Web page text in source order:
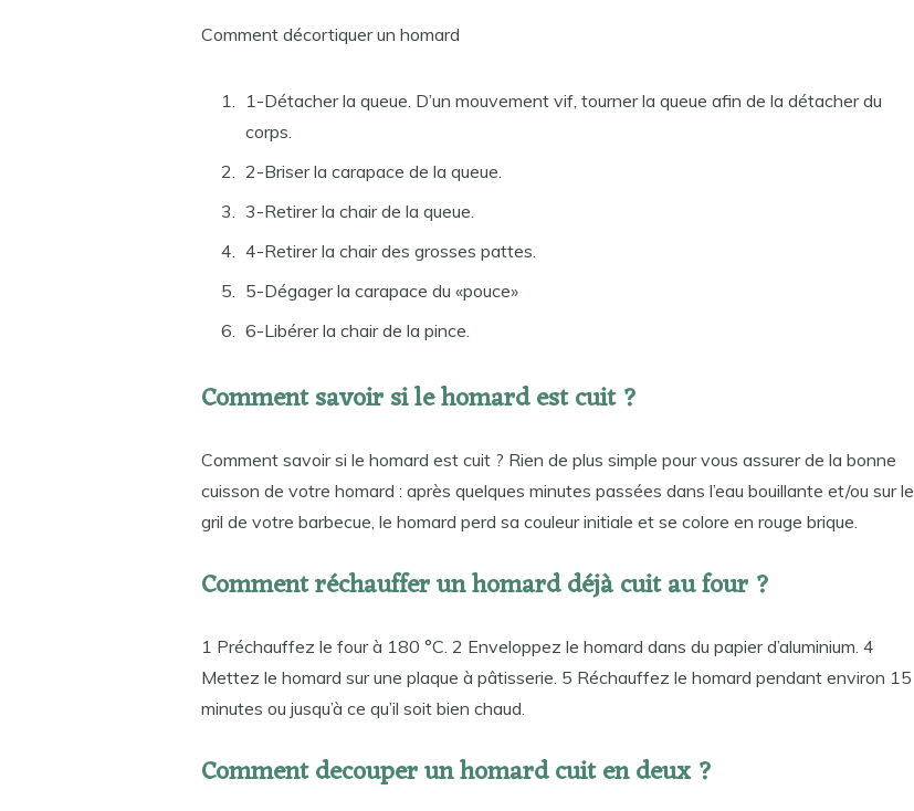
Comment décortiquer un homard
1-Détacher la queue. D’un mouvement vif, tourner la queue afin de la détacher du
corps.
2-Briser la carapace de la queue.
3-Retirer la chair de la queue.
4-Retirer la chair des grosses pattes.
5-Dégager la carapace du «pouce»
6-Libérer la chair de la pince.
Comment savoir si le homard est cuit ?
Comment savoir si le homard est cuit ? Rien de plus simple pour vous assurer de la bonne
cuisson de votre homard : après quelques minutes passées dans l’eau bouillante et/ou sur le
gril de votre barbecue, le homard perd sa couleur initiale et se colore en rouge brique.
Comment réchauffer un homard déjà cuit au four ?
1 Préchauffez le four à 180 °C. 2 Enveloppez le homard dans du papier d’aluminium. 4
Mettez le homard sur une plaque à pâtisserie. 5 Réchauffez le homard pendant environ 15
minutes ou jusqu’à ce qu’il soit bien chaud.
Comment decouper un homard cuit en deux ?